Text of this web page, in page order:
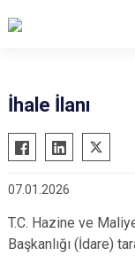
İhale İlanı
07.01.2026
T.C. Hazine ve
Başkanlığı (İdare)